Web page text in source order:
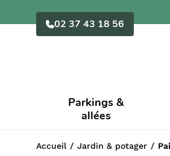
02 37 43 18 56
Parkings &
allées
Accueil Jardin & potager